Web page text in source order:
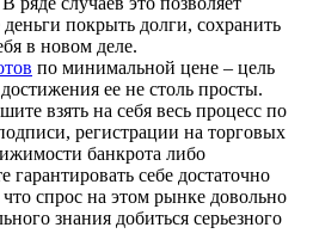
покрыть долги, сохранить
в новом деле.
по минимальной цене – цель
ее не столь просты.
взять на себя весь процесс по
регистрации на торговых
банкрота либо
себе достаточно
спрос на этом рынке довольно
знания добиться серьезного